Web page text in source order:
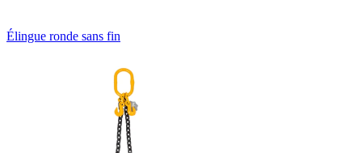
Élingue ronde sans fin